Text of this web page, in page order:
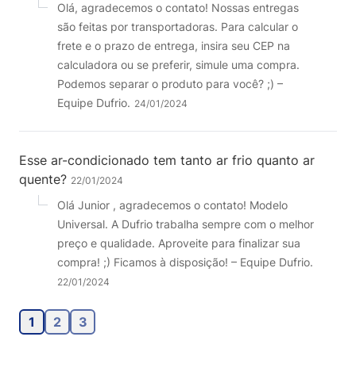
Olá, agradecemos o contato! Nossas entregas
são feitas por transportadoras. Para calcular o
frete e o prazo de entrega, insira seu CEP na
calculadora ou se preferir, simule uma compra.
Podemos separar o produto para você? ;) –
Equipe Dufrio. 24/01/2024
Esse ar-condicionado tem tanto ar frio quanto ar
quente? 22/01/2024
Olá Junior , agradecemos o contato! Modelo
Universal. A Dufrio trabalha sempre com o melhor
preço e qualidade. Aproveite para finalizar sua
compra! ;) Ficamos à disposição! – Equipe Dufrio.
22/01/2024
1 2 3